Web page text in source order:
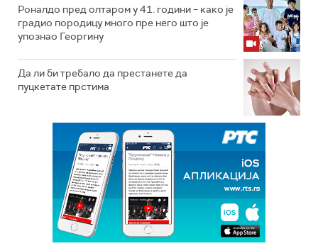
Роналдо пред олтаром у 41. години – како је
градио породицу много пре него што је
упознао Георгину
Да ли би требало да престанете да
пуцкетате прстима